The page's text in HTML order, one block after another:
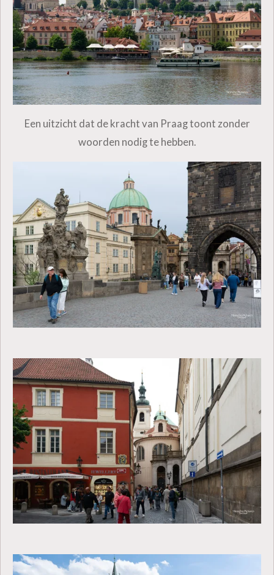
Een uitzicht dat de kracht van Praag toont zonder
woorden nodig te hebben.